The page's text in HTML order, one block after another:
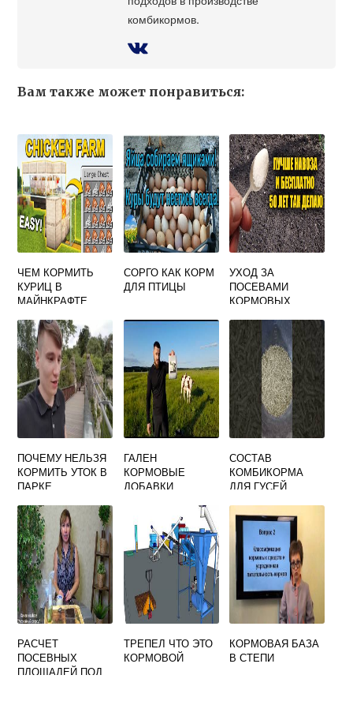
комбикормов.
Вам также может понравиться:
ЧЕМ КОРМИТЬ
КУРИЦ В
МАЙНКРАФТЕ
СОРГО КАК КОРМ
ДЛЯ ПТИЦЫ
УХОД ЗА
ПОСЕВАМИ
КОРМОВЫХ
ПОЧЕМУ НЕЛЬЗЯ
КОРМИТЬ УТОК В
ПАРКЕ
ГАЛЕН
КОРМОВЫЕ
ДОБАВКИ
СОСТАВ
КОМБИКОРМА
ДЛЯ ГУСЕЙ
РАСЧЕТ
ПОСЕВНЫХ
ПЛОЩАДЕЙ ПОД
ТРЕПЕЛ ЧТО ЭТО
КОРМОВОЙ
КОРМОВАЯ БАЗА
В СТЕПИ